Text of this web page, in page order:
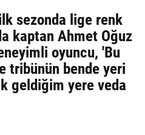
sezonda lige renk
kaptan Ahmet Oğuz
oyuncu, 'Bu
tribünün bende yeri
geldiğim yere veda